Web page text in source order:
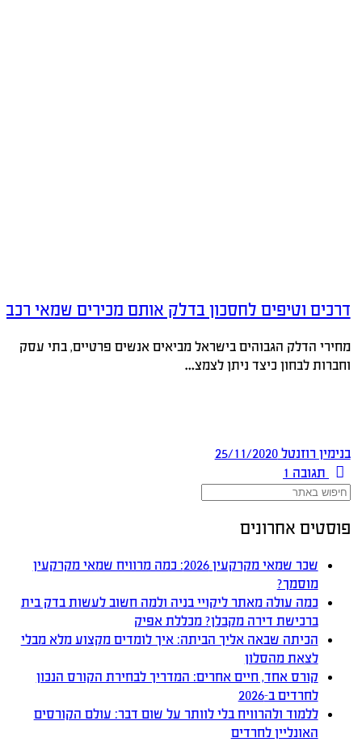
דרכים וטיפים לחסכון בדלק אותם מכירים שמאי רכב
מחירי הדלק הגבוהים בישראל מביאים אנשים פרטיים, בתי עסק
וחברות לבחון כיצד ניתן לצמצ…
בנימין רוזנטל25/11/2020
תגובה
פוסטים אחרונים
שכר שמאי מקרקעין 2026: כמה מרוויח שמאי מקרקעין
מוסמך?
כמה עולה מאתר ליקויי בניה ולמה חשוב לעשות בדק בית
ברכישת דירה מקבלן? מכללת אפיק
הכיתה שבאה אליך הביתה: איך לומדים מקצוע מלא מבלי
לצאת מהסלון
קורס אחד, חיים אחרים: המדריך לבחירת הקורס הנכון
לחרדים ב-2026
ללמוד ולהרוויח בלי לוותר על שום דבר: עולם הקורסים
האונליין לחרדים